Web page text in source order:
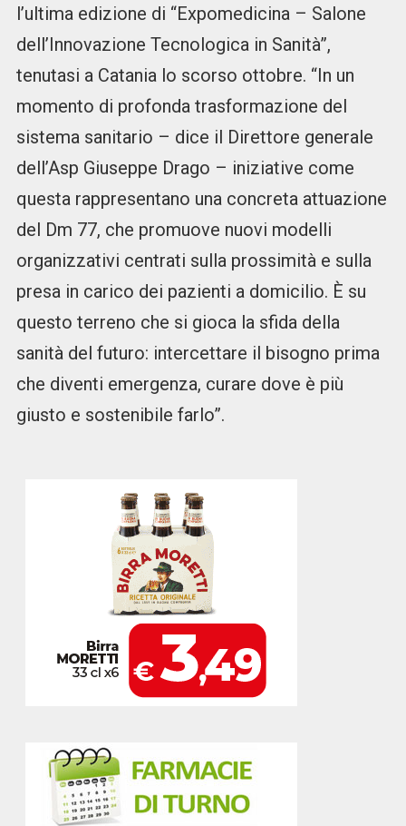
l’ultima edizione di “Expomedicina – Salone
dell’Innovazione Tecnologica in Sanità”,
tenutasi a Catania lo scorso ottobre. “In un
momento di profonda trasformazione del
sistema sanitario – dice il Direttore generale
dell’Asp Giuseppe Drago – iniziative come
questa rappresentano una concreta attuazione
del Dm 77, che promuove nuovi modelli
organizzativi centrati sulla prossimità e sulla
presa in carico dei pazienti a domicilio. È su
questo terreno che si gioca la sfida della
sanità del futuro: intercettare il bisogno prima
che diventi emergenza, curare dove è più
giusto e sostenibile farlo”.